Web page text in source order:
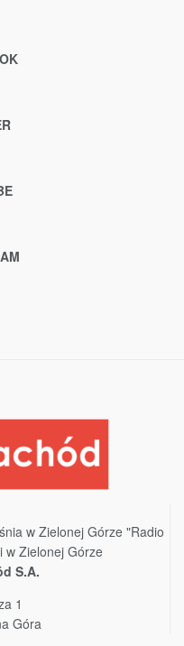
w Zielonej Górze "Radio
w Zielonej Górze
S.A.
1
Góra